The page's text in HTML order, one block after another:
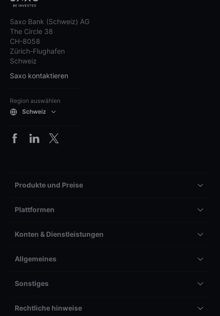
Saxo Bank (Schweiz) AG
The Circle 38
CH-8058
Zürich-Flughafen
Schweiz
Saxo kontaktieren
Region auswählen
Schweiz
Produkte und Preise
Plattformen
Konten & Dienstleistungen
Allgemeines
Sonstiges
Rechtliche hinweise